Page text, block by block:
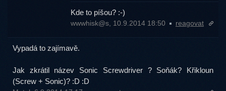
Kde to píšou? :-)
wwwhisk@s, 10.9.2014 18:50 reagovat
Vypadá to zajímavě.
Jak zkrátil název Sonic Screwdriver ? Soňák? Křikloun
(Screw + Sonic)? :D :D